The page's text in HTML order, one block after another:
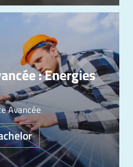
: Energies
Avancée